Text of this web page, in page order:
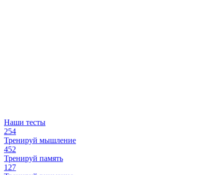
Наши тесты
254
Тренируй мышление
452
Тренируй память
127